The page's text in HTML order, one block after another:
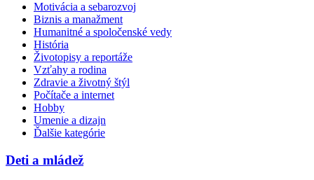
Motivácia a sebarozvoj
Biznis a manažment
Humanitné a spoločenské vedy
História
Životopisy a reportáže
Vzťahy a rodina
Zdravie a životný štýl
Počítače a internet
Hobby
Umenie a dizajn
Ďalšie kategórie
Deti a mládež